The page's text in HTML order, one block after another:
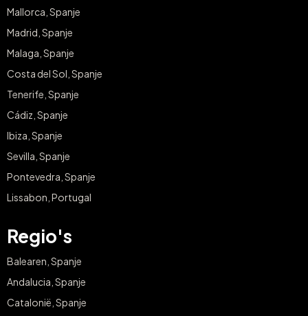
Mallorca, Spanje
Madrid, Spanje
Malaga, Spanje
Costa del Sol, Spanje
Tenerife, Spanje
Cádiz, Spanje
Ibiza, Spanje
Sevilla, Spanje
Pontevedra, Spanje
Lissabon, Portugal
Regio's
Balearen, Spanje
Andalucia, Spanje
Catalonië, Spanje